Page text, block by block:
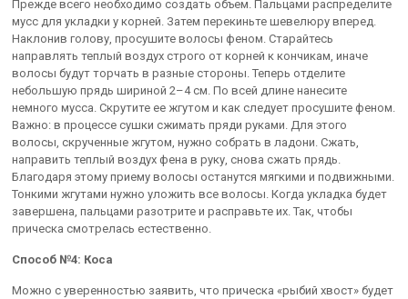
Прежде всего необходимо создать объем. Пальцами распределите
мусс для укладки у корней. Затем перекиньте шевелюру вперед.
Наклонив голову, просушите волосы феном. Старайтесь
направлять теплый воздух строго от корней к кончикам, иначе
волосы будут торчать в разные стороны. Теперь отделите
небольшую прядь шириной 2–4 см. По всей длине нанесите
немного мусса. Скрутите ее жгутом и как следует просушите феном.
Важно: в процессе сушки сжимать пряди руками. Для этого
волосы, скрученные жгутом, нужно собрать в ладони. Сжать,
направить теплый воздух фена в руку, снова сжать прядь.
Благодаря этому приему волосы останутся мягкими и подвижными.
Тонкими жгутами нужно уложить все волосы. Когда укладка будет
завершена, пальцами разотрите и расправьте их. Так, чтобы
прическа смотрелась естественно.
Способ №4: Коса
Можно с уверенностью заявить, что прическа «рыбий хвост» будет